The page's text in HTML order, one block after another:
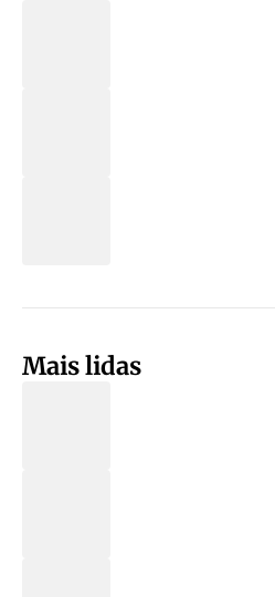
Mais lidas